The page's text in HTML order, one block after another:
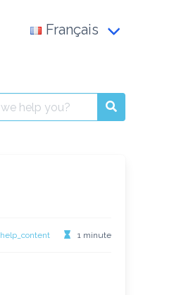
Français
العربية
English
help_content 1 minute